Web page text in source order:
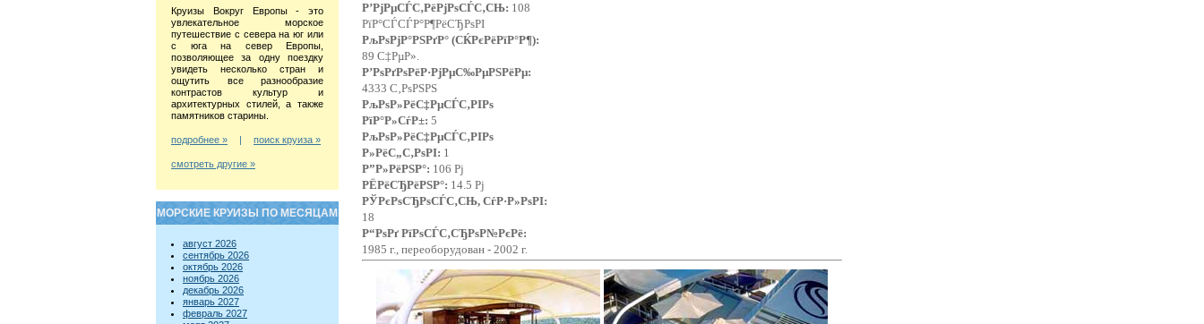
Р’РјРµСЃС‚РёРјРѕСЃС‚СЊ: 108
РїР°СЃСЃР°Р¶РёСЂРѕРІ
РљРѕРјР°РЅРґР° (СЌРєРёРїР°Р¶):
89 С‡РµР».
Р’РѕРґРѕРёР·РјРµС‰РµРЅРёРµ:
4333 С‚РѕРЅРЅ
РљРѕР»РёС‡РµСЃС‚РІРѕ
РїР°Р»СѓР±: 5
РљРѕР»РёС‡РµСЃС‚РІРѕ
Р»РёС„С‚РѕРІ: 1
Р”Р»РёРЅР°: 106 Рј
РЁРёСЂРёРЅР°: 14.5 Рј
РЎРєРѕСЂРѕСЃС‚СЊ, СѓР·Р»РѕРІ:
18
Р“РѕРґ РїРѕСЃС‚СЂРѕР№РєРё:
1985 г., переоборудован - 2002 г.
Круизы Вокруг Европы - это
увлекательное морское
путешествие с севера на юг или
с юга на север Европы,
позволяющее за одну поездку
увидеть несколько стран и
ощутить все разнообразие
контрастов культур и
архитектурных стилей, а также
памятников старины.
подробнее » | поиск круиза »
смотреть другие »
МОРСКИЕ КРУИЗЫ ПО МЕСЯЦАМ
август 2026
сентябрь 2026
октябрь 2026
ноябрь 2026
декабрь 2026
январь 2027
февраль 2027